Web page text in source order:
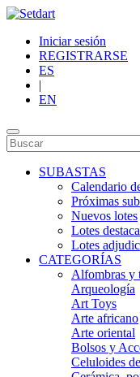
Iniciar sesión
REGISTRARSE
ES
|
EN
SUBASTAS
Calendario
Próximas
Nuevos lotes
Lotes
Lotes
CATEGORÍAS
Alfombras y
Arqueología
Art Toys
Arte africano
Arte oriental
Bolsos y
Celuloides